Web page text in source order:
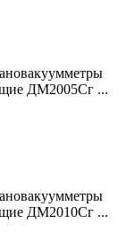
ДМ2005Сг ...
ДМ2010Сг ...